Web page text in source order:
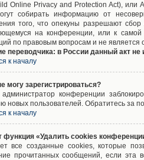
Online Privacy and Protection Act),
собирать информацию от
того, что опекуны разрешают
на конференции, или к
по правовым вопросам и не
переводчика: в России данный акт
к началу
могу зарегистрироваться?
конференции
новых пользователей. Обратитесь за
к началу
функция «Удалить cookies
все созданные cookies, которые
прочитанных сообщений, если эта